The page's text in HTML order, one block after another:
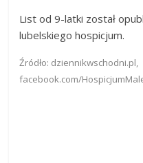
List od 9-latki został
lubelskiego hospicjum.
Źródło: dziennikwschodni.pl,
facebook.com/